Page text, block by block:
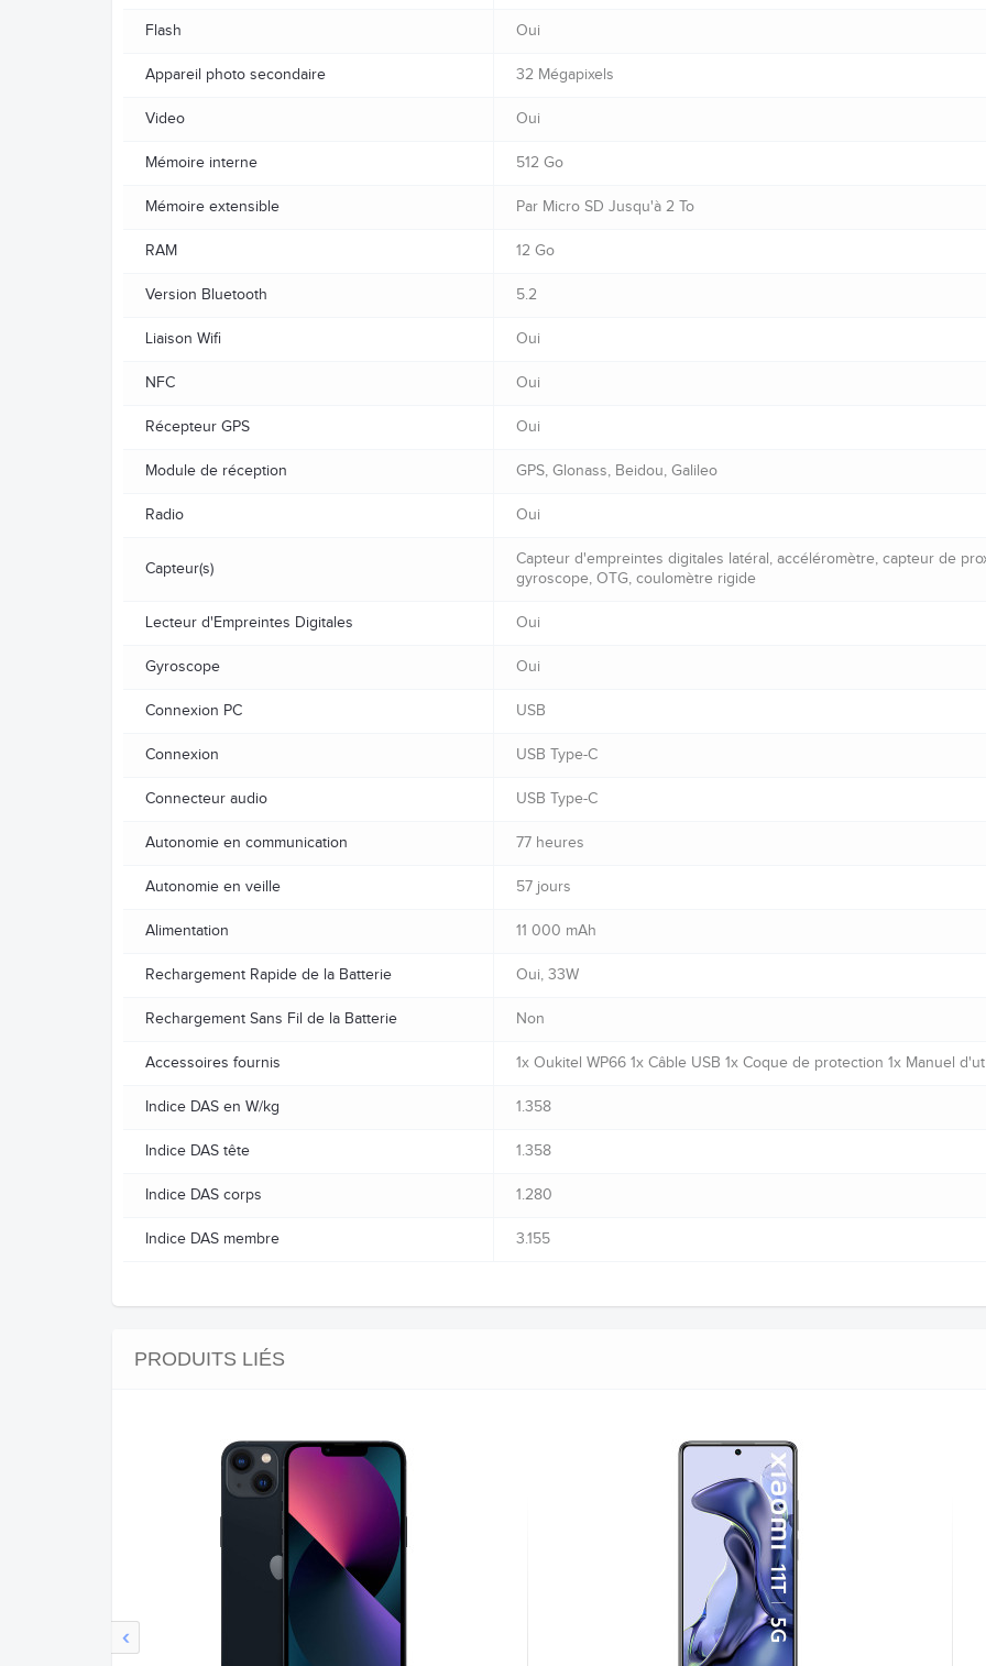
Flash Oui
Appareil photo secondaire 32 Mégapixels
Video Oui
Mémoire interne 512 Go
Mémoire extensible Par Micro SD Jusqu'à 2 To
RAM 12 Go
Version Bluetooth 5.2
Liaison Wifi Oui
NFC Oui
Récepteur GPS Oui
Module de réception GPS, Glonass, Beidou, Galileo
Radio Oui
Capteur(s)
Capteur d'empreintes digitales latéral, accéléromètre, capteur de
gyroscope, OTG, coulomètre rigide
Lecteur d'Empreintes Digitales Oui
Gyroscope Oui
Connexion PC USB
Connexion USB Type-C
Connecteur audio USB Type-C
Autonomie en communication 77 heures
Autonomie en veille 57 jours
Alimentation 11 000 mAh
Rechargement Rapide de la Batterie Oui, 33W
Rechargement Sans Fil de la Batterie Non
Accessoires fournis 1x Oukitel WP66 1x Câble USB 1x Coque de protection 1x Manuel
Indice DAS en W/kg 1.358
Indice DAS tête 1.358
Indice DAS corps 1.280
Indice DAS membre 3.155
PRODUITS LIÉS
‹